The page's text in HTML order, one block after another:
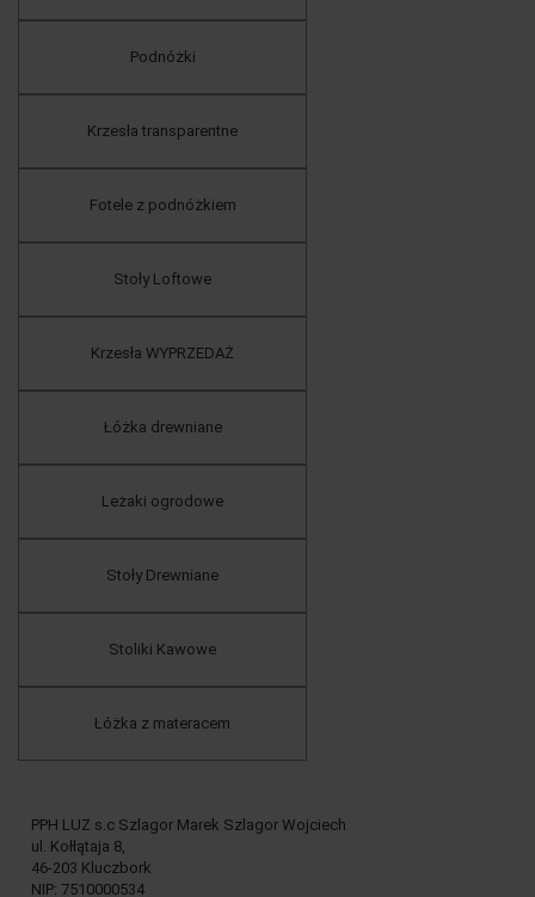
Podnóżki
Krzesła transparentne
Fotele z podnóżkiem
Stoły Loftowe
Krzesła WYPRZEDAŻ
Łóżka drewniane
Leżaki ogrodowe
Stoły Drewniane
Stoliki Kawowe
Łóżka z materacem
PPH LUZ s.c Szlagor Marek Szlagor Wojciech
ul. Kołłątaja 8,
46-203 Kluczbork
NIP: 7510000534